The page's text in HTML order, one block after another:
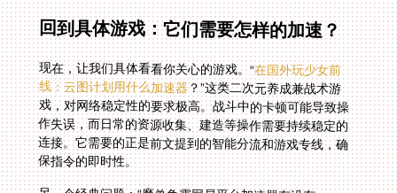
回到具体游戏：它们需要怎样的加速？
现在，让我们具体看看你关心的游戏。“在国外玩少女前
线：云图计划用什么加速器？”这类二次元养成兼战术游
戏，对网络稳定性的要求极高。战斗中的卡顿可能导致操
作失误，而日常的资源收集、建造等操作需要持续稳定的
连接。它需要的正是前文提到的智能分流和游戏专线，确
保指令的即时性。